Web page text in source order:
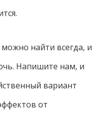
найти всегда, и
Напишите нам, и
вариант
от